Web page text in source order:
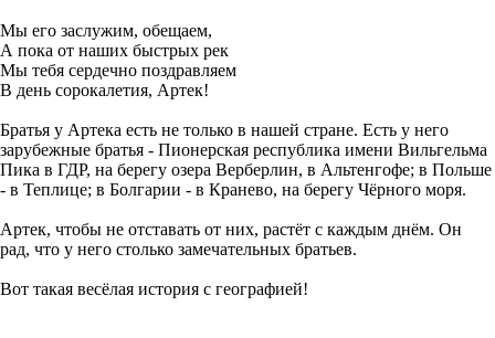
Мы его заслужим, обещаем,
А пока от наших быстрых рек
Мы тебя сердечно поздравляем
В день сорокалетия, Артек!
Братья у Артека есть не только в нашей стране. Есть у него
зарубежные братья - Пионерская республика имени Вильгельма
Пика в ГДР, на берегу озера Верберлин, в Альтенгофе; в Польше
- в Теплице; в Болгарии - в Кранево, на берегу Чёрного моря.
Артек, чтобы не отставать от них, растёт с каждым днём. Он
рад, что у него столько замечательных братьев.
Вот такая весёлая история с географией!